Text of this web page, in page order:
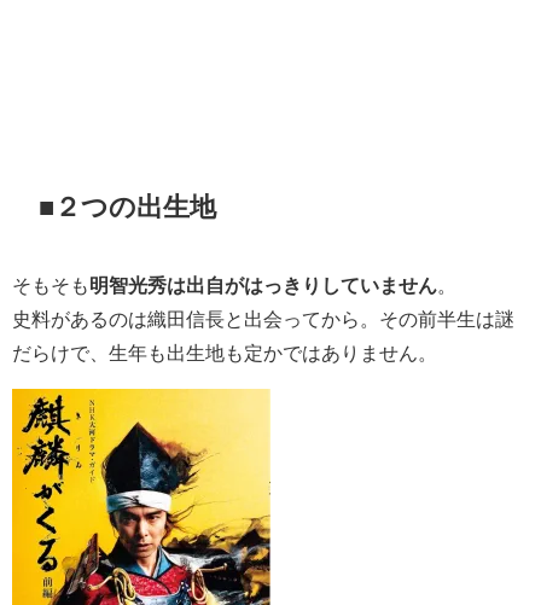
■２つの出生地
そもそも 明智光秀は出自がはっきりしていません
史料があるのは織田信長と出会ってから。その前半生は謎
だらけで、生年も出生地も定かではありません。